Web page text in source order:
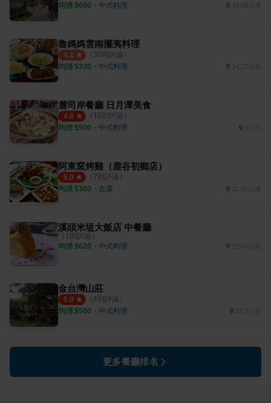
均消 $600 ・ 中式料理 34.88公里
魯媽媽雲南擺夷料理
4.1 （ 30則評論）
均消 $330 ・ 中式料理 34.77公里
麓司岸餐廳 日月潭美食
4.6 （ 10則評論）
均消 $500 ・ 中式料理
阿東窯烤雞（鹿谷初鄉店）
5.0 （ 7則評論）
均消 $300 ・ 合菜
溪頭米堤大飯店 中餐廳
（ 1 則評論）
均消 $620 ・ 中式料理
金台灣山莊
5.0 （ 4則評論）
均消 $500 ・ 中式料理
更多餐廳排名